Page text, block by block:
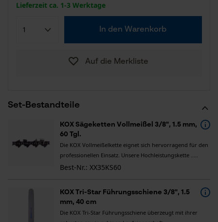
Set-Bestandteile
KOX Sägeketten Vollmeißel 3/8", 1.5 mm,
60 Tgl.
Die KOX Vollmeißelkette eignet sich hervorragend für den
professionellen Einsatz. Unsere Hochleistungskette .....
Best-Nr.: XX35KS60
KOX Tri-Star Führungsschiene 3/8", 1.5
mm, 40 cm
Die KOX Tri-Star Führungsschiene überzeugt mit ihrer
Lieferzeit ca. 1-3 Werktage
In den Warenkorb
Auf die Merkliste